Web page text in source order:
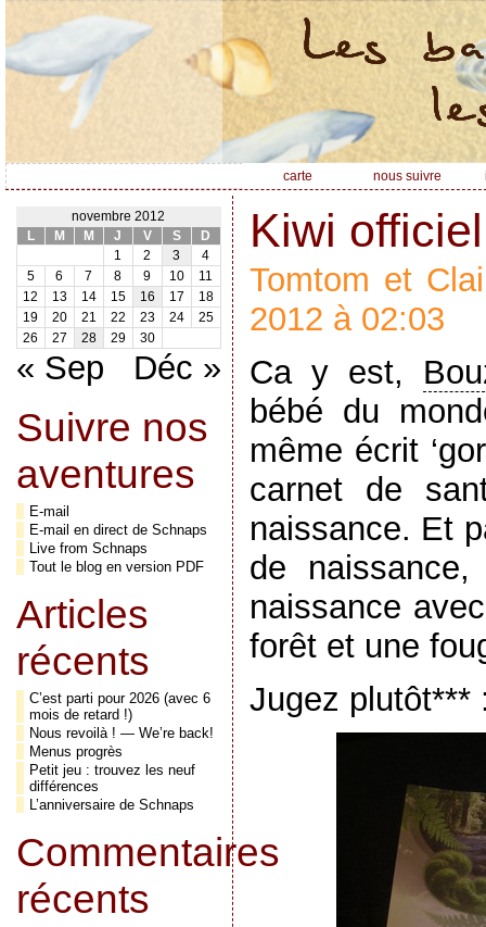
carte nous suivre
novembre 2012
L
M M J V S
D
1
2 3
4
5
6 7 8 9 10
11
12
13 14 15 16 17
18
19
20 21 22 23 24
25
26
27 28 29 30
« Sep Déc »
Suivre nos
aventures
E-mail
E-mail en direct de Schnaps
Live from Schnaps
Tout le blog en version PDF
Articles
récents
C’est parti pour 2026 (avec 6
mois de retard !)
Nous revoilà ! — We’re back!
Menus progrès
Petit jeu : trouvez les neuf
différences
L’anniversaire de Schnaps
Commentaires
récents
Kiwi officiel
Tomtom et
2012 à 02:03
Ca y est,
bébé du
même écrit
carnet de
naissance. Et
de
naissance
forêt et une
Jugez plutôt***